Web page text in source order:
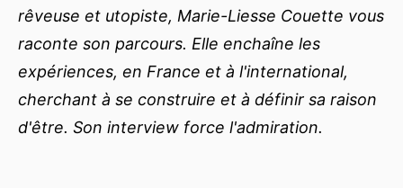
rêveuse et utopiste, Marie-Liesse Couette vous
raconte son parcours. Elle enchaîne les
expériences, en France et à l'international,
cherchant à se construire et à définir sa raison
d'être. Son interview force l'admiration.